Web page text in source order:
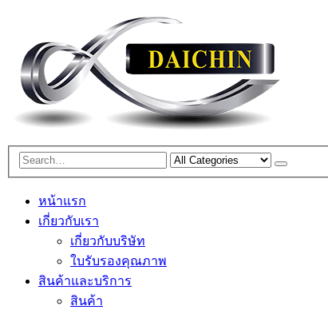
หน้าแรก
เกี่ยวกับเรา
เกี่ยวกับบริษัท
ใบรับรองคุณภาพ
สินค้าและบริการ
สินค้า